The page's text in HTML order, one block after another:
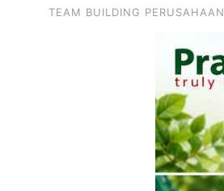
TEAM BUILDING PERUSAHAAN